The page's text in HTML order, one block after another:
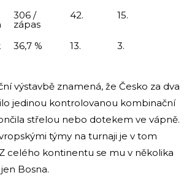
306 /
zápas
42. 15.
36,7 % 13. 3.
výstavbě znamená, že Česko za dva
jedinou kontrolovanou kombinační
střelou nebo dotekem ve vápně.
týmy na turnaji je v tom
celého kontinentu se mu v několika
Bosna.